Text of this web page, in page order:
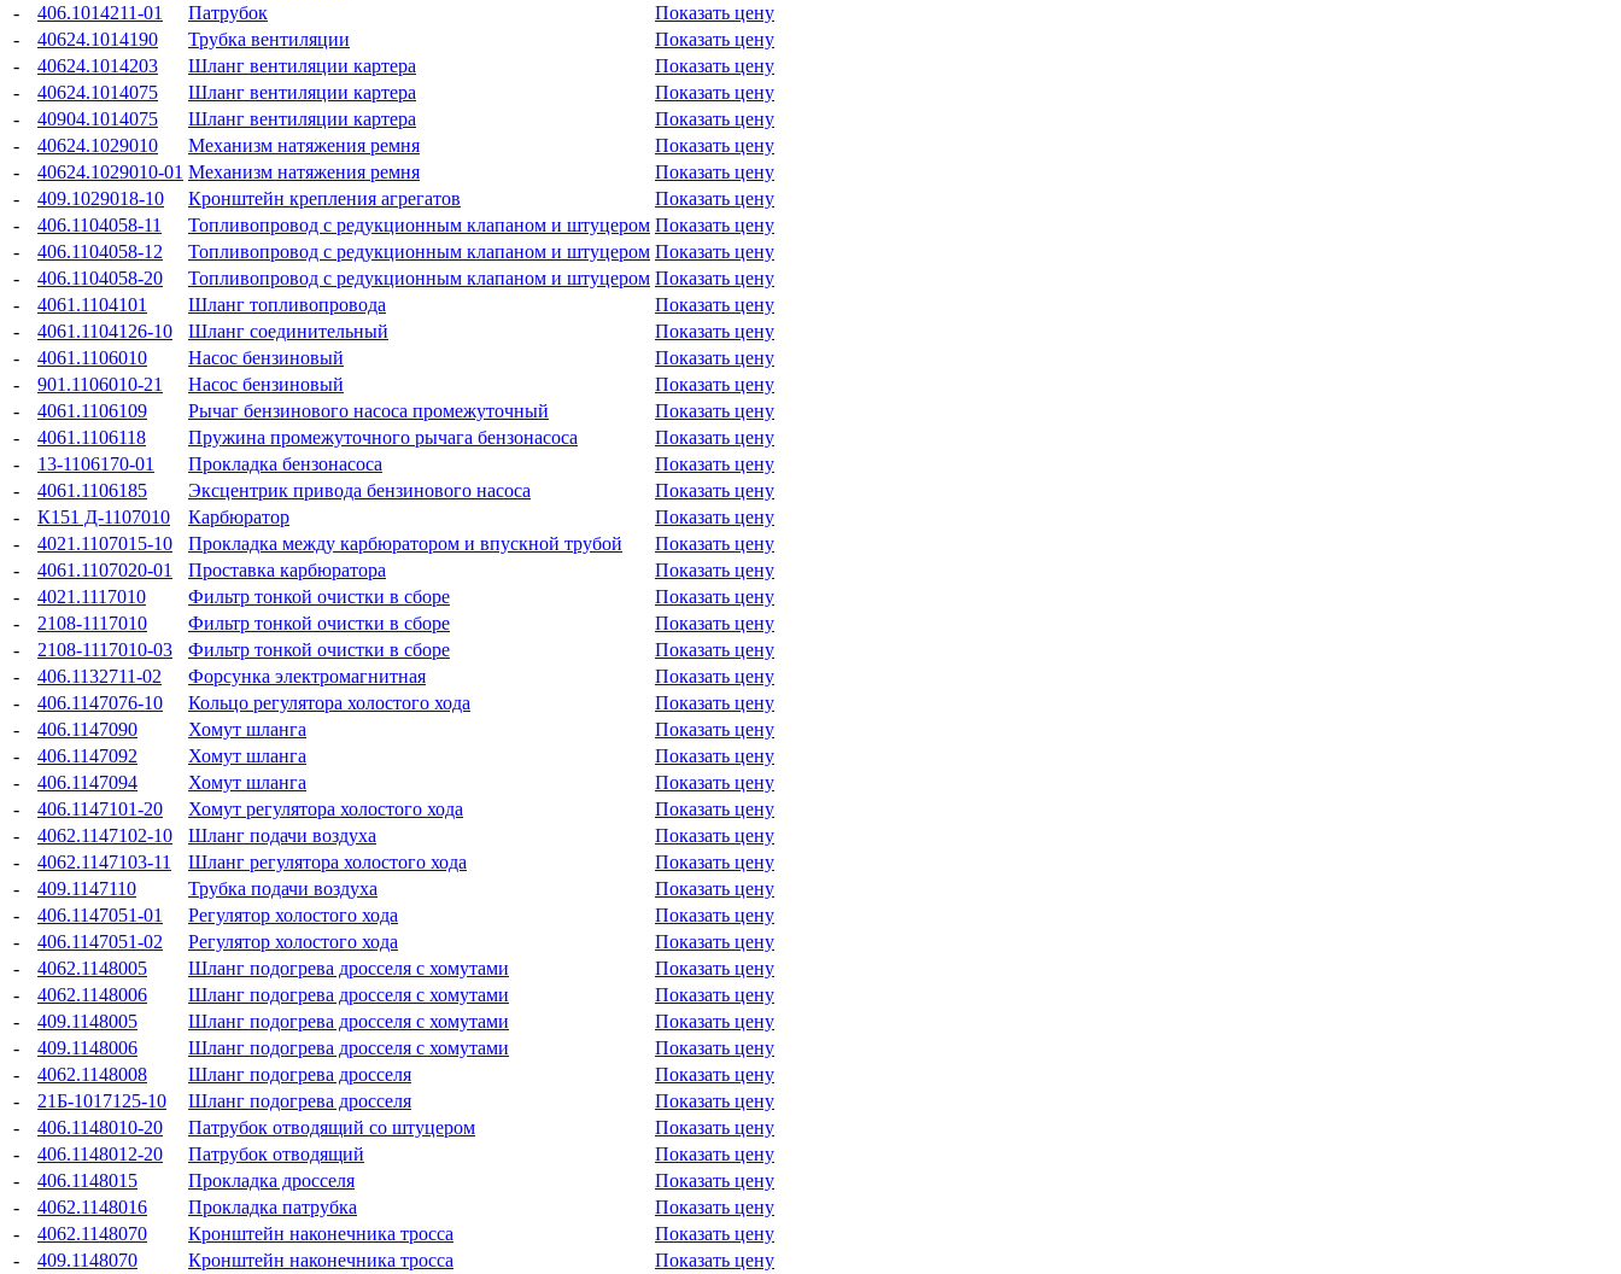
-
406.1014211-01 Патрубок
Показать цену
-
40624.1014190 Трубка вентиляции
Показать цену
-
40624.1014203 Шланг вентиляции картера
Показать цену
-
40624.1014075 Шланг вентиляции картера
Показать цену
-
40904.1014075 Шланг вентиляции картера
Показать цену
-
40624.1029010 Механизм натяжения ремня
Показать цену
-
40624.1029010-01 Механизм натяжения ремня
Показать цену
-
409.1029018-10 Кронштейн крепления агрегатов
Показать цену
-
406.1104058-11 Топливопровод с редукционным клапаном и штуцером Показать цену
-
406.1104058-12 Топливопровод с редукционным клапаном и штуцером Показать цену
-
406.1104058-20 Топливопровод с редукционным клапаном и штуцером Показать цену
-
4061.1104101 Шланг топливопровода
Показать цену
-
4061.1104126-10 Шланг соединительный
Показать цену
-
4061.1106010 Насос бензиновый
Показать цену
-
901.1106010-21 Насос бензиновый
Показать цену
-
4061.1106109 Рычаг бензинового насоса промежуточный
Показать цену
-
4061.1106118 Пружина промежуточного рычага бензонасоса
Показать цену
-
13-1106170-01 Прокладка бензонасоса
Показать цену
-
4061.1106185 Эксцентрик привода бензинового насоса
Показать цену
-
К151 Д-1107010 Карбюратор
Показать цену
-
4021.1107015-10 Прокладка между карбюратором и впускной трубой
Показать цену
-
4061.1107020-01 Проставка карбюратора
Показать цену
-
4021.1117010 Фильтр тонкой очистки в сборе
Показать цену
-
2108-1117010 Фильтр тонкой очистки в сборе
Показать цену
-
2108-1117010-03 Фильтр тонкой очистки в сборе
Показать цену
-
406.1132711-02 Форсунка электромагнитная
Показать цену
-
406.1147076-10 Кольцо регулятора холостого хода
Показать цену
-
406.1147090 Хомут шланга
Показать цену
-
406.1147092 Хомут шланга
Показать цену
-
406.1147094 Хомут шланга
Показать цену
-
406.1147101-20 Хомут регулятора холостого хода
Показать цену
-
4062.1147102-10 Шланг подачи воздуха
Показать цену
-
4062.1147103-11 Шланг регулятора холостого хода
Показать цену
-
409.1147110 Трубка подачи воздуха
Показать цену
-
406.1147051-01 Регулятор холостого хода
Показать цену
-
406.1147051-02 Регулятор холостого хода
Показать цену
-
4062.1148005 Шланг подогрева дросселя с хомутами
Показать цену
-
4062.1148006 Шланг подогрева дросселя с хомутами
Показать цену
-
409.1148005 Шланг подогрева дросселя с хомутами
Показать цену
-
409.1148006 Шланг подогрева дросселя с хомутами
Показать цену
-
4062.1148008 Шланг подогрева дросселя
Показать цену
-
21Б-1017125-10 Шланг подогрева дросселя
Показать цену
-
406.1148010-20 Патрубок отводящий со штуцером
Показать цену
-
406.1148012-20 Патрубок отводящий
Показать цену
-
406.1148015 Прокладка дросселя
Показать цену
-
4062.1148016 Прокладка патрубка
Показать цену
-
4062.1148070 Кронштейн наконечника тросса
Показать цену
-
409.1148070 Кронштейн наконечника тросса
Показать цену